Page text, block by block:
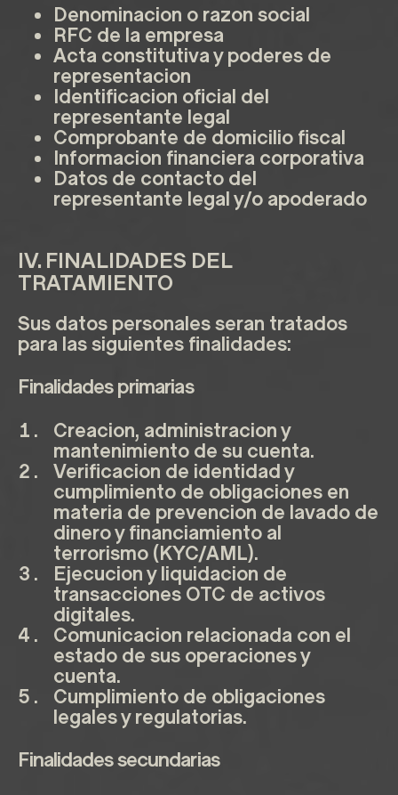
Denominacion o razon social
RFC de la empresa
Acta constitutiva y poderes de
representacion
Identificacion oficial del
representante legal
Comprobante de domicilio fiscal
Informacion financiera corporativa
Datos de contacto del
representante legal y/o apoderado
IV. FINALIDADES DEL
TRATAMIENTO
Sus datos personales seran tratados
para las siguientes finalidades:
Finalidades primarias
Creacion, administracion y
mantenimiento de su cuenta.
Verificacion de identidad y
cumplimiento de obligaciones en
materia de prevencion de lavado de
dinero y financiamiento al
terrorismo (KYC/AML).
Ejecucion y liquidacion de
transacciones OTC de activos
digitales.
Comunicacion relacionada con el
estado de sus operaciones y
cuenta.
Cumplimiento de obligaciones
legales y regulatorias.
Finalidades secundarias